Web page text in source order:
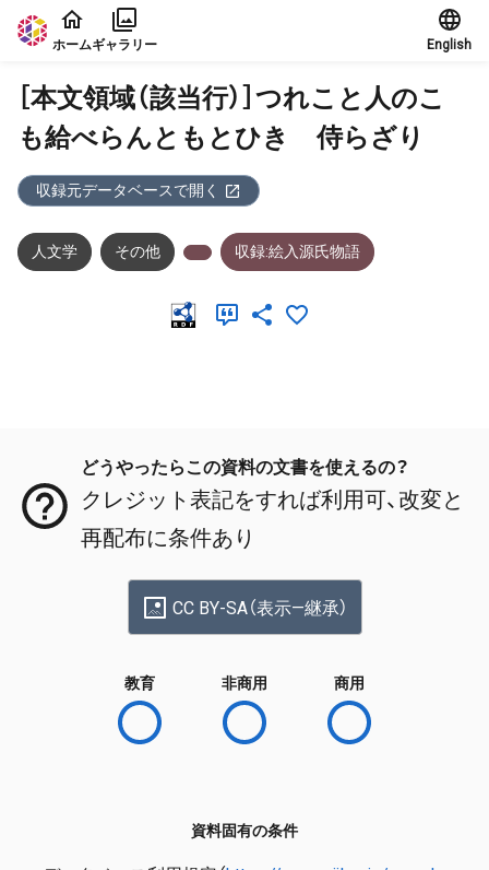
本文に飛ぶ
ホームギャラリー English
［本文領域（該当行）］つれこと人のこ
も給べらんともとひきゝ侍らざり
収録元データベースで開く
人文学 その他 収録:絵入源氏物語
どうやったらこの資料の文書を使えるの？
クレジット表記をすれば利用可、改変と
再配布に条件あり
CC BY-SA（表示—継承）
教育 非商用 商用
資料固有の条件